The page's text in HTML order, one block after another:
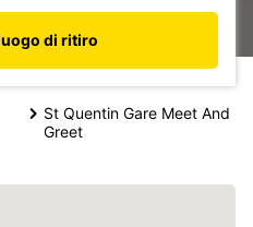
di ritiro
St Quentin Gare Meet And
Greet